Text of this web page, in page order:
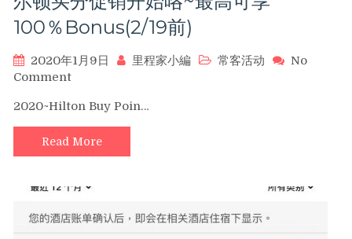
100％Bonus(2/19前)
2020年1月9日 里程家小編 常客活动
No
Commenton
年
首
档
~Hilton
Points
尔
2020~Hilton Buy Poin…
Read More